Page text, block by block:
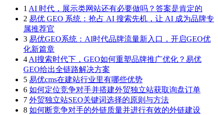
1 AI 时代，展示类网站还有必要做吗？答案是肯定的
2 易优 GEO 系统：抢占 AI 搜索先机，让 AI 成为品牌专
属推荐官
3 易优GEO系统：AI时代品牌流量新入口，开启GEO优
化新篇章
4 AI搜索时代下，GEO如何重塑品牌推广优化？易优
GEO给出全链路解决方案
5 易优cms在建站行业里有哪些优势
6 如何定位竞争对手并搭建外贸独立站获取询盘订单
7 外贸独立站SEO关键词选择的原则与方法
8 如何断竞争对手的外链质量并进行有效的外链建设